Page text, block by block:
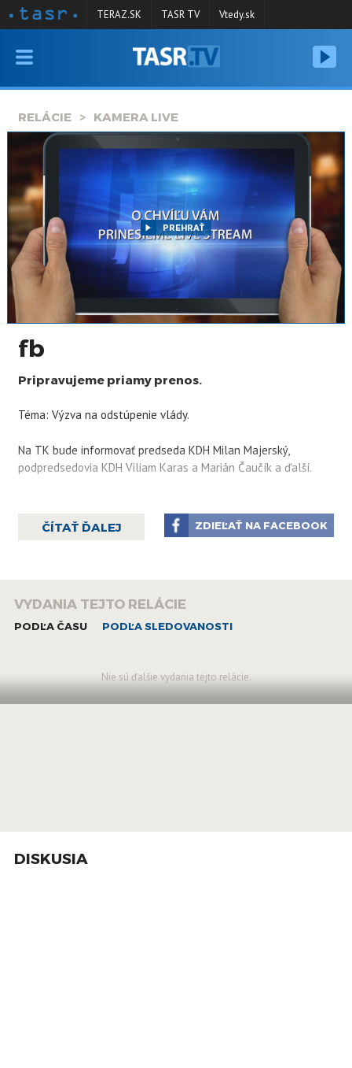
VYSIELANIE
SPRAVODAJSTVO
KONTAKT
ARCHÍV
TERAZ.SK TASR TV Vtedy.sk
RELÁCIE KAMERA LIVE
PREHRAŤ
fb
Pripravujeme priamy prenos.
Téma: Výzva na odstúpenie vlády.
Na TK bude informovať predseda KDH Milan Majerský,
podpredsedovia KDH Viliam Karas a Marián Čaučík a ďalší.
ČÍTAŤ ĎALEJ ZDIEĽAŤ NA FACEBOOK
VYDANIA TEJTO RELÁCIE
PODĽA ČASU PODĽA SLEDOVANOSTI
Nie sú ďalšie vydania tejto relácie.
DISKUSIA